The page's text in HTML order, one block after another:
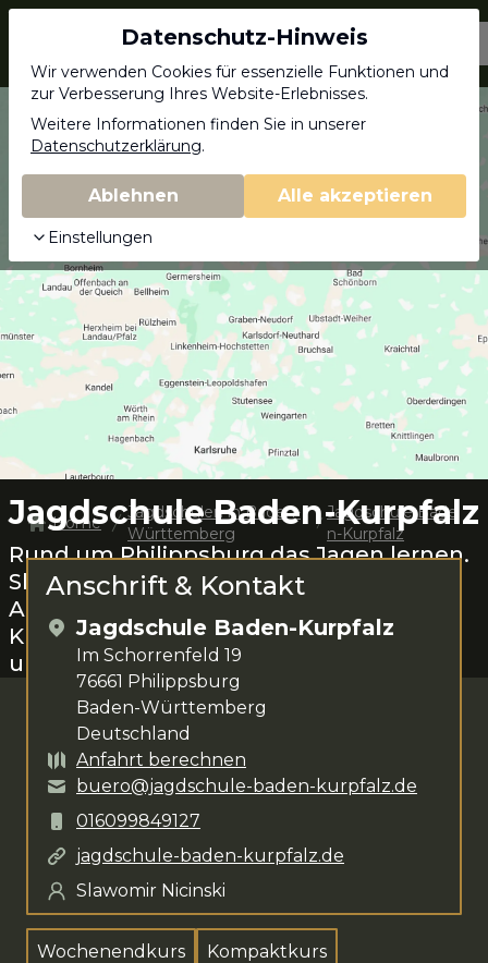
Jagdschein.com
Jagdschule Baden-Kurpfalz
Rund umPhilippsburgdas Jagen lernen.
Slawomir Nicinskisteht dir für deine
Anliegen zur Verfügung. Das
Kursangebot umfasst Wochenendkurs
und Kompaktkurs.
Home
Jagdschulen inBaden-
Württemberg
Jagdschule Bade
n-Kurpfalz
Anschrift & Kontakt
Jagdschule Baden-Kurpfalz
Im Schorrenfeld 19
76661 Philippsburg
Baden-Württemberg
Deutschland
Anfahrt berechnen
buero@jagdschule-baden-kurpfalz.de
016099849127
jagdschule-baden-kurpfalz.de
Slawomir Nicinski
Wochenendkurs Kompaktkurs
Datenschutz-Hinweis
Wir verwenden Cookies für essenzielle Funktionen und
zur Verbesserung Ihres Website-Erlebnisses.
Weitere Informationen finden Sie in unserer
Datenschutzerklärung.
Ablehnen Alle akzeptieren
Einstellungen